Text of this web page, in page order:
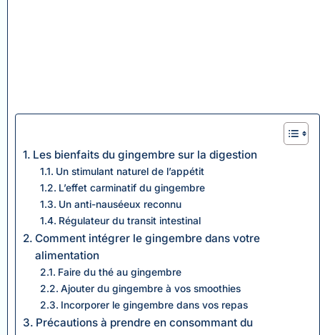
Les bienfaits du gingembre sur la digestion
Un stimulant naturel de l’appétit
L’effet carminatif du gingembre
Un anti-nauséeux reconnu
Régulateur du transit intestinal
Comment intégrer le gingembre dans votre
alimentation
Faire du thé au gingembre
Ajouter du gingembre à vos smoothies
Incorporer le gingembre dans vos repas
Précautions à prendre en consommant du